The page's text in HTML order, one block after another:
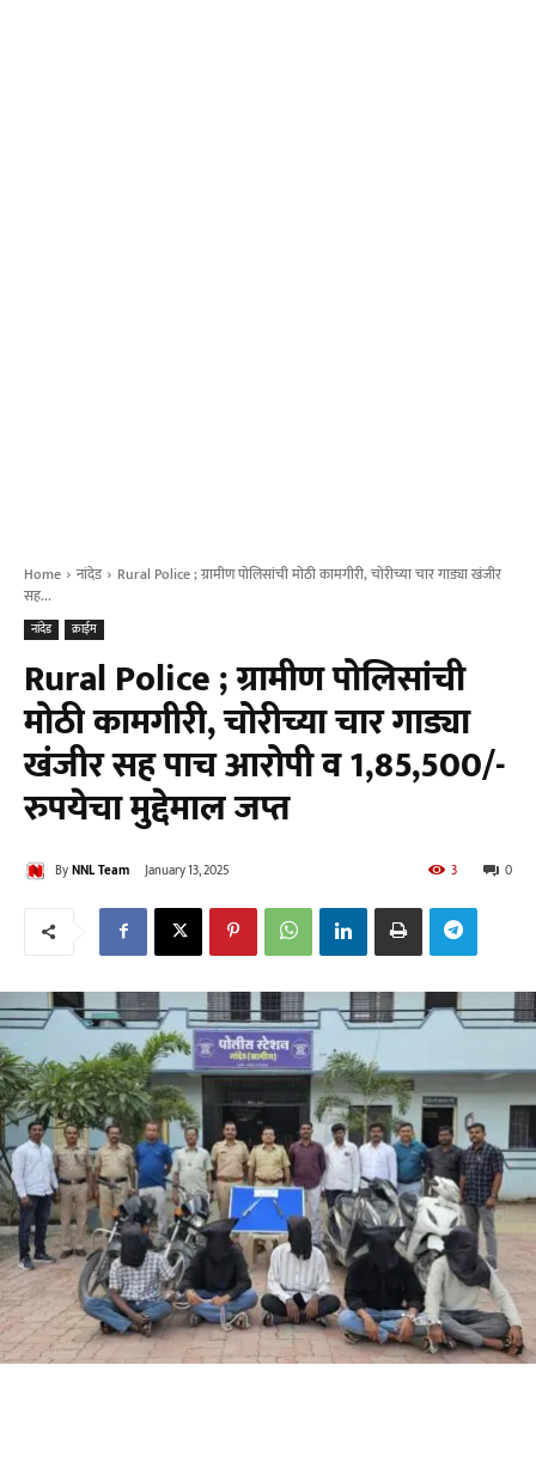
Home नांदेड
Rural Police ; ग्रामीण पोलिसांची मोठी कामगीरी, चोरीच्या चार गाड्या खंजीर
सह...
नांदेड क्राईम
Rural Police ; ग्रामीण पोलिसांची
मोठी कामगीरी, चोरीच्या चार गाड्या
खंजीर सह पाच आरोपी व 1,85,500/-
रुपयेचा मुद्देमाल जप्त
ByNNL Team January 13, 2025 0
3